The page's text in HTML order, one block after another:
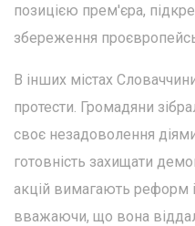
позицією прем'єра,
збереження
В інших містах
протести. Громадяни
своє незадоволення
готовність захищати
акцій вимагають реформ
вважаючи, що вона